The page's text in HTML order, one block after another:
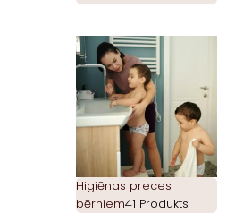
Higiēnas preces
bērniem41 Produkts